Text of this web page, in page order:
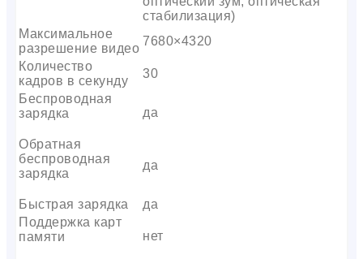
стабилизация)
Максимальное
разрешение видео
7680×4320
Количество
кадров в секунду
30
Беспроводная
зарядка
да
Обратная
беспроводная
зарядка
да
Быстрая зарядка
да
Поддержка карт
памяти
нет